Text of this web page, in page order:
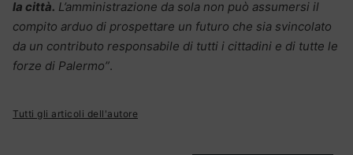
la città. L’amministrazione da sola non può assumersi il
compito arduo di prospettare un futuro che sia svincolato
da un contributo responsabile di tutti i cittadini e di tutte le
forze di Palermo”.
Tutti gli articoli dell'autore